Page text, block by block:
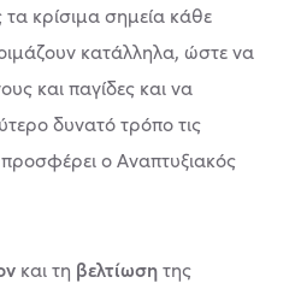
κρίσιμα σημεία κάθε
κατάλληλα, ώστε να
και παγίδες και να
δυνατό τρόπο τις
ο Αναπτυξιακός
και τη βελτίωσητης